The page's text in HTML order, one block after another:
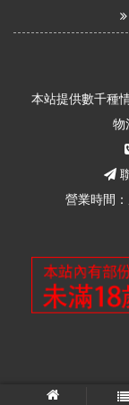
本站提供數千種
物
營業時間
(星
©